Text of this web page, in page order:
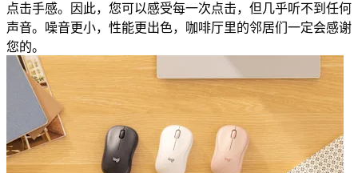
点击手感。因此，您可以感受每一次点击，但几乎听不到任何
声音。噪音更小，性能更出色，咖啡厅里的邻居们一定会感谢
您的。